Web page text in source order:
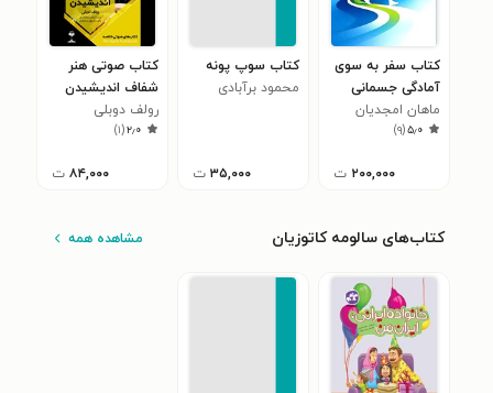
کتاب سفر به سوی
آمادگی جسمانی
ماهان امجدیان
۵٫۰(۹)
۲۰۰,۰۰۰ ت
کتاب سوپ پونه
محمود برآبادی
۳۵,۰۰۰ ت
کتاب صوتی هنر
شفاف اندیشیدن
(خلاصه)
رولف دوبلی
۲٫۰(۱)
۸۴,۰۰۰ ت
کتاب‌های سالومه کاتوزیان مشاهده همه